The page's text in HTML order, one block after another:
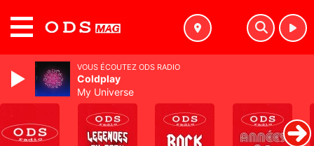
VOUS ÉCOUTEZ ODS RADIO
Coldplay
My Universe